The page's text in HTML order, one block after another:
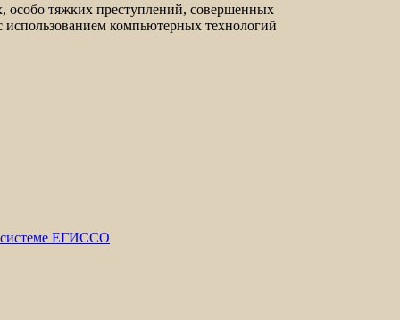
тяжких преступлений, совершенных
компьютерных технологий
системе ЕГИССО